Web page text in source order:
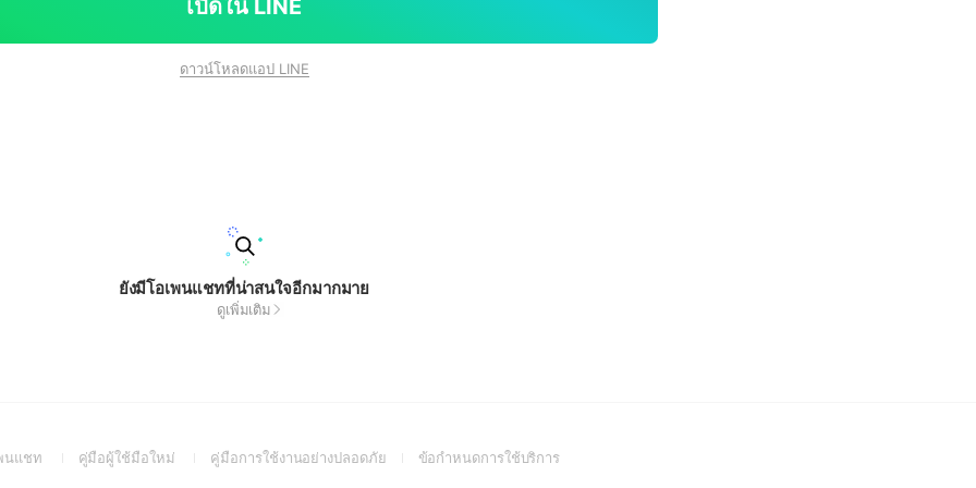
เปิดใน LINE
ดาวน์โหลดแอป LINE
ยังมีโอเพนแชทที่น่าสนใจอีกมากมาย
ดูเพิ่มเติม
นแชท
(Openคู่มือผู้ใช้มือใหม่
(Openคู่มือการใช้งานอย่างปลอดภัย(Openข้อกำหนดการใช้บริการ(Open